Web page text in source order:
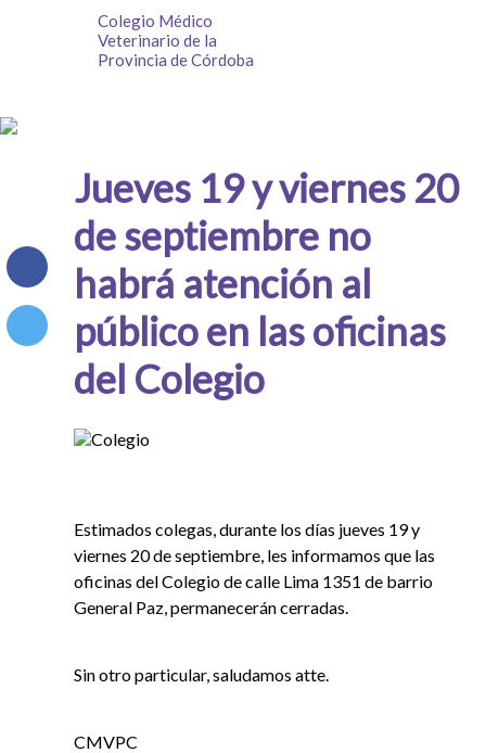
Colegio Médico
Veterinario de la
Provincia de Córdoba
Jueves 19 y viernes 20
de septiembre no
habrá atención al
público en las oficinas
del Colegio
Estimados colegas, durante los días jueves 19 y
viernes 20 de septiembre, les informamos que las
oficinas del Colegio de calle Lima 1351 de barrio
General Paz, permanecerán cerradas.
Sin otro particular, saludamos atte.
CMVPC